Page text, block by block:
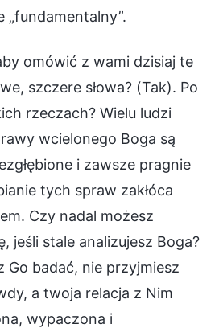
„fundamentalny”.
omówić z wami dzisiaj te
szczere słowa? (Tak). Po
rzeczach? Wielu ludzi
wcielonego Boga są
i zawsze pragnie
tych spraw zakłóca
Czy nadal możesz
jeśli stale analizujesz Boga?
Go badać, nie przyjmiesz
a twoja relacja z Nim
wypaczona i